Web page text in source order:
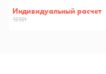
Индивидуальный расчет
12321